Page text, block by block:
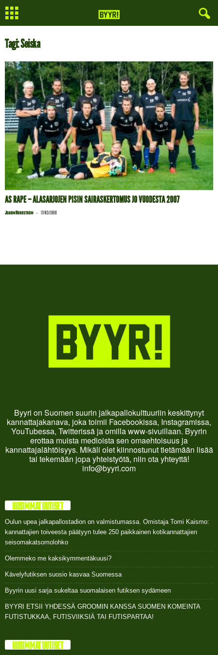
Tagi: Seiska
AS RAPE – ALASARJOJEN PISIN SAIRASKERTOMUS JO VUODESTA 2007
Joakim Nordström - 17/03/2018
Byyri on Suomen suurin jalkapallokulttuuriin keskittynyt
kannattajakanava, joka toimii Facebookissa, Instagramissa,
YouTubessa, Twitterissä ja omilla www-sivuillaan. Byyrin
erottaa muista medioista sen omaehtoisuus ja
kannattajalähtöisyys. Mikäli olet kiinnostunut tietämään lisää
tai tekemään jopa yhteistyötä, niin ota yhteyttä!
info@byyri.com
UUSIMMAT UUTISET
Oulun upea jalkapallostadion on valmistumassa. Omistaja Tomi Kaismo:
kannattajien toiveesta päätyyn tulee 250 paikkainen kotikannattajien
seisomakatsomolohko
Olemmeko me kaksikymmentäkuusi?
Kävelyfutiksen suosio kasvaa Suomessa
Byyrin uusi sarja sukeltaa suomalaisen futiksen sydämeen
BYYRI ETSII YHDESSÄ GROOMIN KANSSA SUOMEN KOMEINTA
FUTISTUKKAA, FUTISVIIKSIÄ TAI FUTISPARTAA!
UUSIMMAT UUTISET